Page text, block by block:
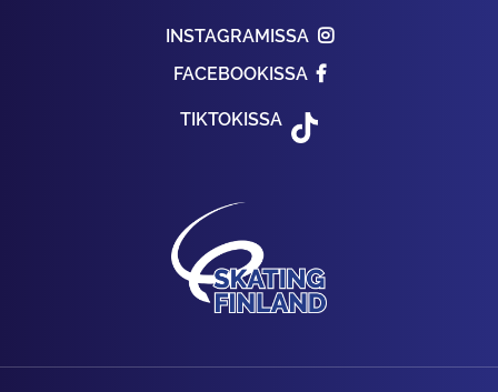
INSTAGRAMISSA
FACEBOOKISSA
TIKTOKISSA